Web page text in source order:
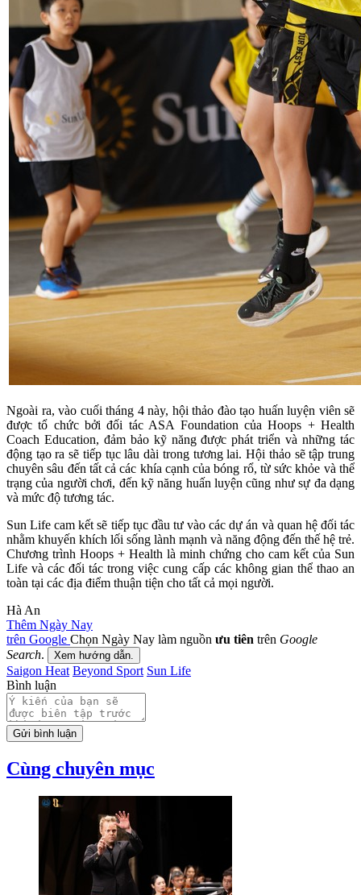
Ngoài ra, vào cuối tháng 4 này, hội thảo đào tạo huấn luyện viên sẽ
được tổ chức bởi đối tác ASA Foundation của Hoops + Health
Coach Education, đảm bảo kỹ năng được phát triển và những tác
động tạo ra sẽ tiếp tục lâu dài trong tương lai. Hội thảo sẽ tập trung
chuyên sâu đến tất cả các khía cạnh của bóng rổ, từ sức khỏe và thể
trạng của người chơi, đến kỹ năng huấn luyện cũng như sự đa dạng
và mức độ tương tác.
Sun Life cam kết sẽ tiếp tục đầu tư vào các dự án và quan hệ đối tác
nhằm khuyến khích lối sống lành mạnh và năng động đến thế hệ trẻ.
Chương trình Hoops + Health là minh chứng cho cam kết của Sun
Life và các đối tác trong việc cung cấp các không gian thể thao an
toàn tại các địa điểm thuận tiện cho tất cả mọi người.
Hà An
Thêm Ngày Nay
trên Google Chọn Ngày Nay làm nguồn ưu tiên trên Google
Search. Xem hướng dẫn.
Saigon Heat Beyond Sport Sun Life
Bình luận
Gửi bình luận
Cùng chuyên mục